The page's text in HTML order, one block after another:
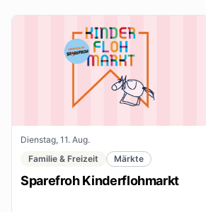
Dienstag, 11. Aug.
Familie & Freizeit
Märkte
Sparefroh Kinderflohmarkt